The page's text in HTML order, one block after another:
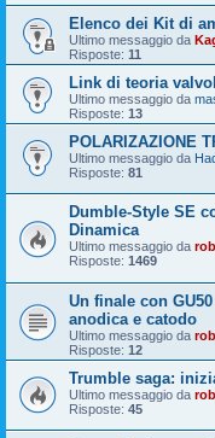
Elenco dei Kit di
Ultimo messaggio da
Risposte: 11
Link di teoria
Ultimo messaggio da
Risposte: 13
POLARIZAZIONE
Ultimo messaggio da
Risposte: 81
Dumble-Style SE
Dinamica
Ultimo messaggio da
Risposte: 1469
Un finale con
anodica e catodo
Ultimo messaggio da
Risposte: 12
Trumble saga:
Ultimo messaggio da
Risposte: 45